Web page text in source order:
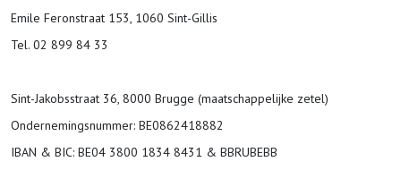
Emile Feronstraat 153, 1060 Sint-Gillis
Tel. 02 899 84 33
Sint-Jakobsstraat 36, 8000 Brugge (maatschappelijke zetel)
Ondernemingsnummer: BE0862418882
IBAN & BIC: BE04 3800 1834 8431 & BBRUBEBB